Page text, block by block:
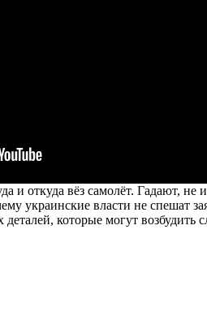
и откуда вёз самолёт. Гадают,
украинские власти не спешат
деталей, которые могут возбудить